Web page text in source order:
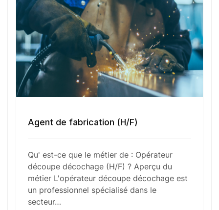
Votre nom
Votre e-mail
Numéro de téléphone
Votre CV
Agent de fabrication (H/F)
Qu' est-ce que le métier de : Opérateur
découpe décochage (H/F) ? Aperçu du
métier L'opérateur découpe décochage est
un professionnel spécialisé dans le
secteur…